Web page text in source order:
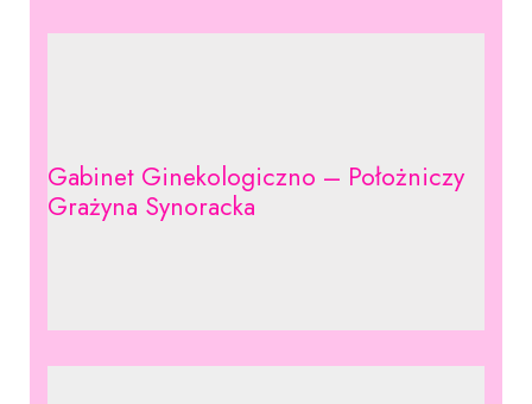
Gabinet Ginekologiczno – Położniczy
Grażyna Synoracka